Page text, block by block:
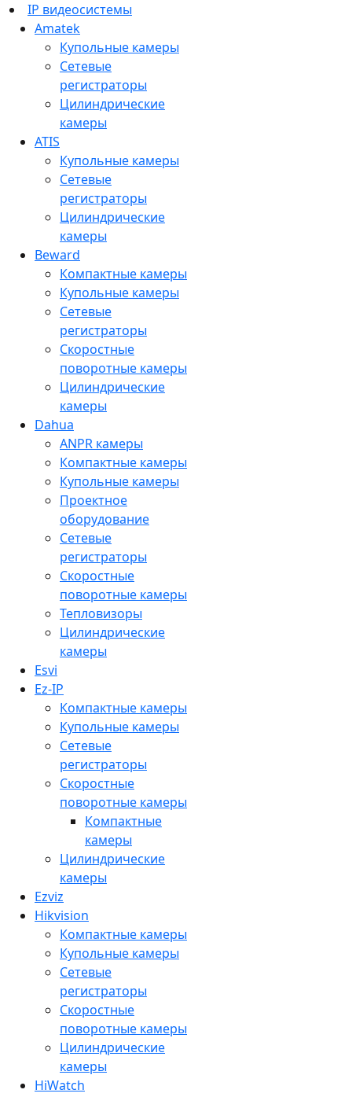
IP видеосистемы
Amatek
Купольные камеры
Сетевые
регистраторы
Цилиндрические
камеры
ATIS
Купольные камеры
Сетевые
регистраторы
Цилиндрические
камеры
Beward
Компактные камеры
Купольные камеры
Сетевые
регистраторы
Скоростные
поворотные камеры
Цилиндрические
камеры
Dahua
ANPR камеры
Компактные камеры
Купольные камеры
Проектное
оборудование
Сетевые
регистраторы
Скоростные
поворотные камеры
Тепловизоры
Цилиндрические
камеры
Esvi
Ez-IP
Компактные камеры
Купольные камеры
Сетевые
регистраторы
Скоростные
поворотные камеры
Компактные
камеры
Цилиндрические
камеры
Ezviz
Hikvision
Компактные камеры
Купольные камеры
Сетевые
регистраторы
Скоростные
поворотные камеры
Цилиндрические
камеры
HiWatch